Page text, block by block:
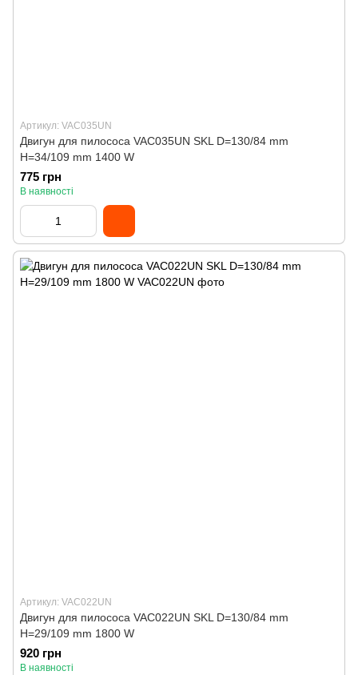
Артикул: VAC035UN
Двигун для пилососа VAC035UN SKL D=130/84 mm
H=34/109 mm 1400 W
775 грн
В наявності
Артикул: VAC022UN
Двигун для пилососа VAC022UN SKL D=130/84 mm
H=29/109 mm 1800 W
920 грн
В наявності